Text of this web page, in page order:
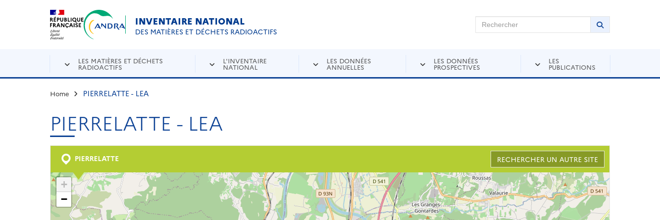
Aller au contenu principal
INVENTAIRE NATIONAL
DES MATIÈRES ET DÉCHETS RADIOACTIFS
Rechercher sur Andra Inventaire Rechercher
Lancer la
LES MATIÈRES ET DÉCHETS
RADIOACTIFS
L'INVENTAIRE
NATIONAL
LES DONNÉES
ANNUELLES
LES DONNÉES
PROSPECTIVES
LES
PUBLICATIONS
Home PIERRELATTE - LEA
PIERRELATTE - LEA
PIERRELATTE RECHERCHER UN AUTRE SITE
+
−